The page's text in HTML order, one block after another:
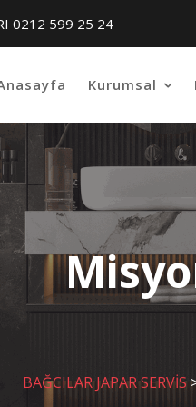
0212 599 25 24
Kurumsal
BAĞCILAR JAPAR SERVİS